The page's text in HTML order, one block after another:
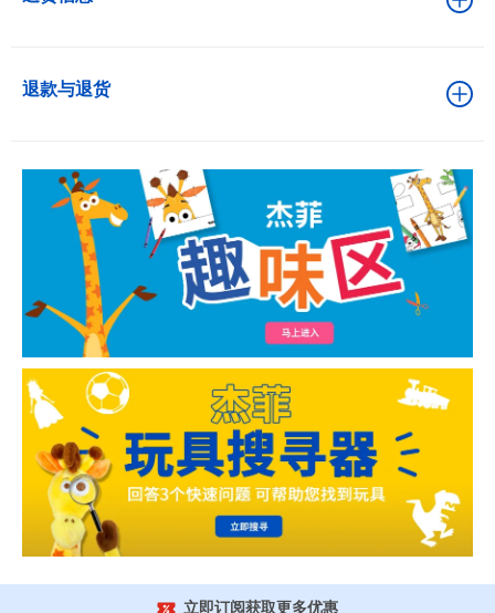
退款与退货
立即订阅获取更多优惠